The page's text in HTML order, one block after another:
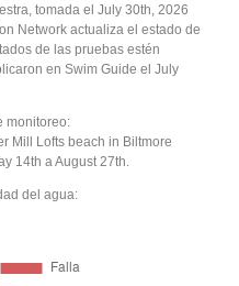
tomada el July 30th, 2026
Network actualiza el estado de
de las pruebas estén
en Swim Guide el July
monitoreo:
Mill Lofts beach in Biltmore
14th a August 27th.
del agua: